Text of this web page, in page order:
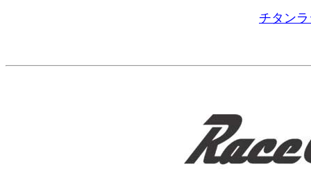
チタン